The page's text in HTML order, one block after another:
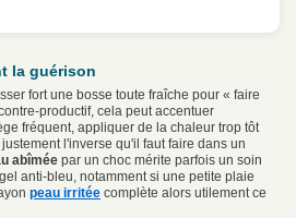
la guérison
fort une bosse toute fraîche pour « faire
productif, cela peut accentuer
fréquent, appliquer de la chaleur trop tôt
l'inverse qu'il faut faire dans un
abîmée par un choc mérite parfois un soin
anti-bleu, notamment si une petite plaie
peau irritée complète alors utilement ce